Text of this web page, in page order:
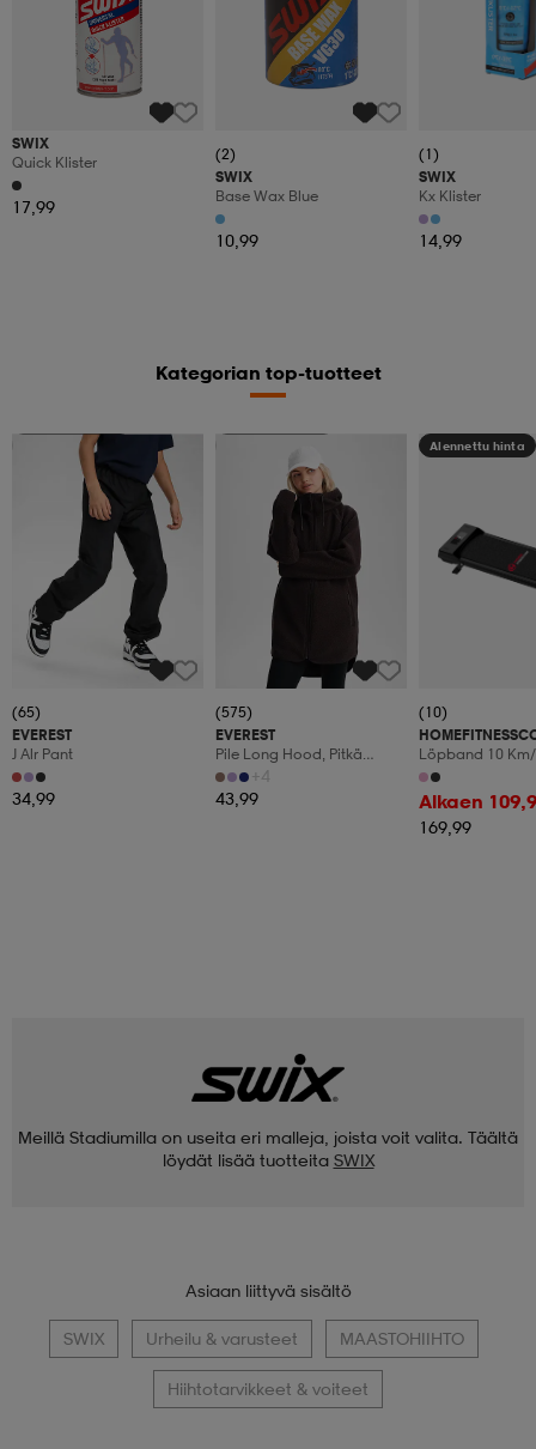
SWIX
Quick Klister
17,99
(2)
SWIX
Base Wax Blue
10,99
(1)
SWIX
Kx Klister
14,99
Kategorian top-tuotteet
Kampanja -25%
(65)
EVEREST
J Alr Pant
34,99
(575)
EVEREST
Pile Long Hood, Pitkä
Fleecetakki, Naisten
+4
43,99
Alennettu hinta
(10)
Löpband 10
Manuaalinen
Led-Display
Alkaen
169,99
Meillä Stadiumilla on useita eri malleja, joista voit valita. Täältä
löydät lisää tuotteita SWIX
Asiaan liittyvä sisältö
SWIX Urheilu & varusteet MAASTOHIIHTO
Hiihtotarvikkeet & voiteet